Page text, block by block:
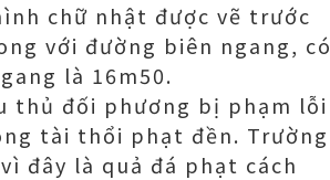
chữ nhật được vẽ trước
với đường biên ngang, có
là 16m50.
thủ đối phương bị phạm lỗi
tài thổi phạt đền. Trường
đây là quả đá phạt cách